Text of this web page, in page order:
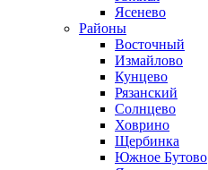
Ясенево
Районы
Восточный
Измайлово
Кунцево
Рязанский
Солнцево
Ховрино
Щербинка
Южное Бутово